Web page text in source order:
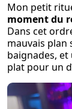
Mon petit
moment du
Dans cet
mauvais plan
baignades,
plat pour un